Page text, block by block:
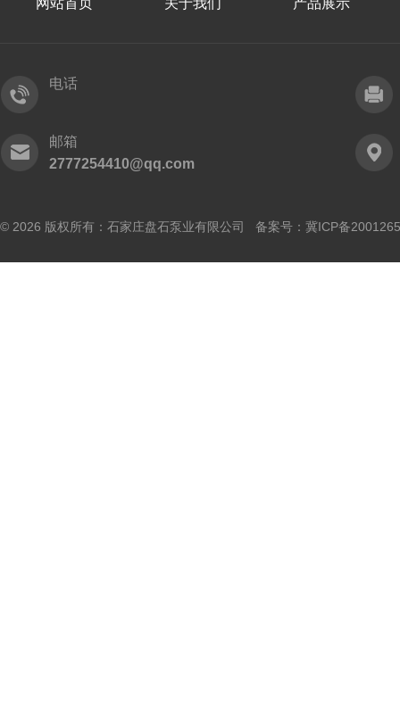
网站首页 关于我们 产品展示
电话
邮箱
2777254410@qq.com
© 2026 版权所有：石家庄盘石泵业有限公司 备案号： 冀ICP备